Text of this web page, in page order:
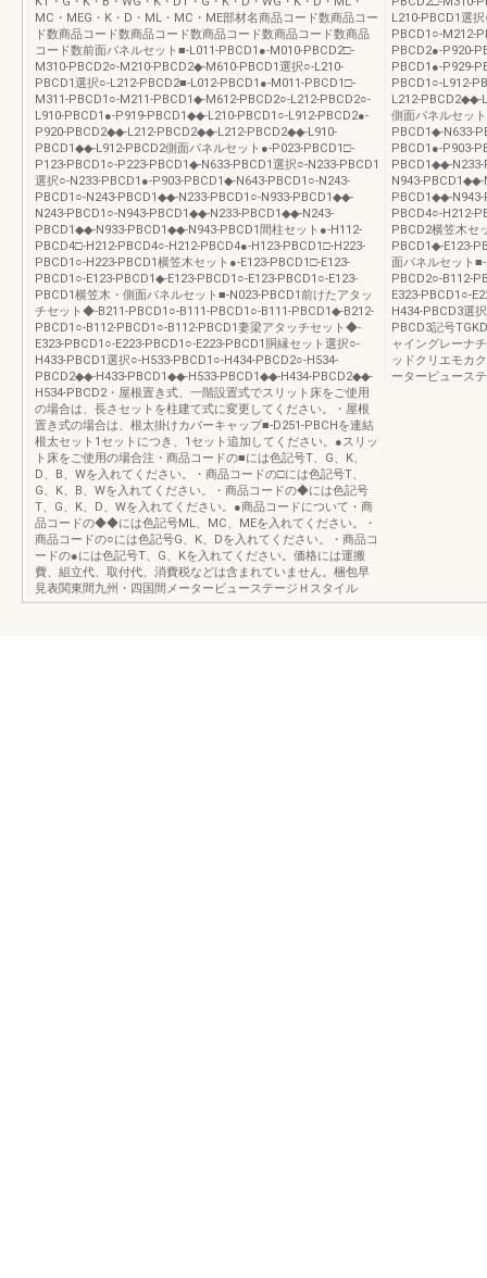
MC・MEG・K・D・ML・MC・ME部材名商品コード数商品コー
ド数商品コード数商品コード数商品コード数商品コード数商品
コード数前面パネルセット■-L011-PBCD1●-M010-PBCD2□-
M310-PBCD2○-M210-PBCD2◆-M610-PBCD1選択○-L210-
PBCD1選択○-L212-PBCD2■-L012-PBCD1●-M011-PBCD1□-
M311-PBCD1○-M211-PBCD1◆-M612-PBCD2○-L212-PBCD2○-
L910-PBCD1●-P919-PBCD1◆◆-L210-PBCD1○-L912-PBCD2●-
P920-PBCD2◆◆-L212-PBCD2◆◆-L212-PBCD2◆◆-L910-
PBCD1◆◆-L912-PBCD2側面パネルセット●-P023-PBCD1□-
P123-PBCD1○-P223-PBCD1◆-N633-PBCD1選択○-N233-PBCD1
選択○-N233-PBCD1●-P903-PBCD1◆-N643-PBCD1○-N243-
PBCD1○-N243-PBCD1◆◆-N233-PBCD1○-N933-PBCD1◆◆-
N243-PBCD1○-N943-PBCD1◆◆-N233-PBCD1◆◆-N243-
PBCD1◆◆-N933-PBCD1◆◆-N943-PBCD1間柱セット●-H112-
PBCD4□-H212-PBCD4○-H212-PBCD4●-H123-PBCD1□-H223-
PBCD1○-H223-PBCD1横笠木セット●-E123-PBCD1□-E123-
PBCD1○-E123-PBCD1◆-E123-PBCD1○-E123-PBCD1○-E123-
PBCD1横笠木・側面パネルセット■-N023-PBCD1前けたアタッ
チセット◆-B211-PBCD1○-B111-PBCD1○-B111-PBCD1◆-B212-
PBCD1○-B112-PBCD1○-B112-PBCD1妻梁アタッチセット◆-
E323-PBCD1○-E223-PBCD1○-E223-PBCD1胴縁セット選択○-
H433-PBCD1選択○-H533-PBCD1○-H434-PBCD2○-H534-
PBCD2◆◆-H433-PBCD1◆◆-H533-PBCD1◆◆-H434-PBCD2◆◆-
H534-PBCD2・屋根置き式、一階設置式でスリット床をご使用
の場合は、長さセットを柱建て式に変更してください。・屋根
置き式の場合は、根太掛けカバーキャップ■-D251-PBCHを連結
根太セット1セットにつき、1セット追加してください。●スリッ
ト床をご使用の場合注・商品コードの■には色記号T、G、K、
D、B、Wを入れてください。・商品コードの□には色記号T、
G、K、B、Wを入れてください。・商品コードの◆には色記号
T、G、K、D、Wを入れてください。●商品コードについて・商
品コードの◆◆には色記号ML、MC、MEを入れてください。・
商品コードの○には色記号G、K、Dを入れてください。・商品コ
ードの●には色記号T、G、Kを入れてください。価格には運搬
費、組立代、取付代、消費税などは含まれていません。梱包早
見表関東間九州・四国間メータービューステージＨスタイル
L210-PBCD1選
PBCD1○-M212-
PBCD2●-P920-
PBCD1●-P929-
PBCD1○-L912-
L212-PBCD2◆◆-
側面パネルセッ
PBCD1◆-N633-
PBCD1●-P903-
PBCD1◆◆-
N943-
PBCD1◆◆-N943-
PBCD4○-H212-
PBCD2横笠木セ
PBCD1◆-E123-
面パネルセット
PBCD2○-B112-
E323-PBCD1○-
H434-PBCD3選
PBCD3記号
ャイングレーナ
ッドクリエモカ
ータービュース